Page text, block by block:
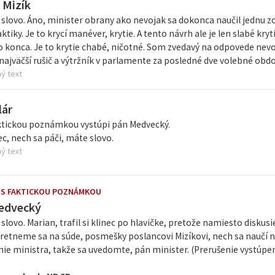
Mizík
Áno, minister obrany ako nevojak sa dokonca naučil jednu
Je to krycí manéver, krytie. A tento návrh ale je len slabé
konca. Je to krytie chabé, ničotné. Som zvedavý na odpovede
rušič a výtržník v parlamente za posledné dve volebné
text
poznámkou vystúpi pán Medvecký.
nech sa páči, máte slovo.
text
FAKTICKOU POZNÁMKOU
slovo. Marian, trafil si klinec po hlavičke, pretože namiesto
sa na súde, posmešky poslancovi Mizíkovi, nech sa naučí
ministra, takže sa uvedomte, pán minister. (Prerušenie